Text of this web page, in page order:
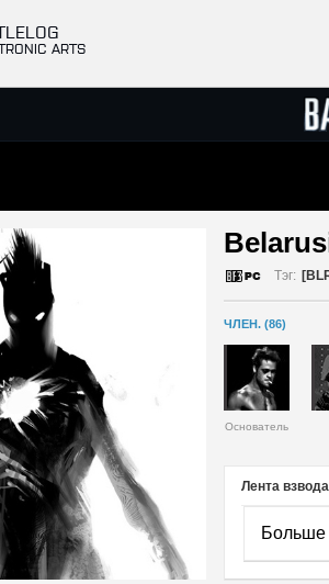
ARTS
СЕРВЕРОВ
Тэг:
ЧЛЕН. (86)
Основатель
Лента взвода
Больше